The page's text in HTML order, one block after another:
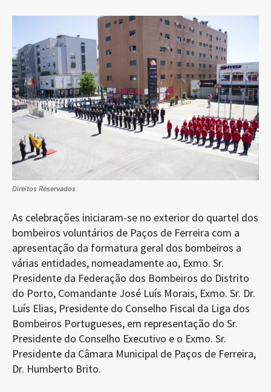
Direitos Reservados
As celebrações iniciaram-se no exterior do quartel dos
bombeiros voluntários de Paços de Ferreira com a
apresentação da formatura geral dos bombeiros a
várias entidades, nomeadamente ao, Exmo. Sr.
Presidente da Federação dos Bombeiros do Distrito
do Porto, Comandante José Luís Morais, Exmo. Sr. Dr.
Luís Elias, Presidente do Conselho Fiscal da Liga dos
Bombeiros Portugueses, em representação do Sr.
Presidente do Conselho Executivo e o Exmo. Sr.
Presidente da Câmara Municipal de Paços de Ferreira,
Dr. Humberto Brito.